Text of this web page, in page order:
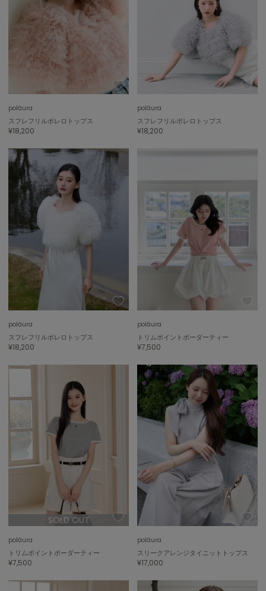
Snow Peak
スノーピーク
スナイデル
スナイデル ホーム
SOFER
ソフェル
SOMEWHERE BUTTER.
サムウェアバター
SORIN
ソリン
Stylevoice for xxx
スタイルヴォイスフォー
SUICOKE
スイコック
SUPERGA
swanë
スワネ
THE NORTH FACE
ザ・ノース・フェイス
TODAYFUL
トゥデイフル
TSURU by Mariko Oikawa
ツルバイマリコオイカワ
poláura
スフレフリルボレロトップス
¥18,200
poláura
スフレフリルボレロトップス
¥18,200
poláura
スフレフリルボレロトップス
¥18,200
poláura
トリムポイントボーダーティー
¥7,500
SOLD OUT
poláura
トリムポイントボーダーティー
¥7,500
poláura
スリークアレンジタイニットトップス
¥17,000